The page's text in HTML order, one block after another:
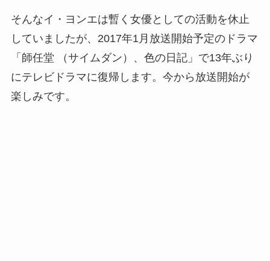
そんなイ・ヨンエは暫く女優としての活動を休止
していましたが、2017年1月放送開始予定のドラマ
「師任堂 （サイムダン）、色の日記」で13年ぶり
にテレビドラマに復帰します。今から放送開始が
楽しみです。